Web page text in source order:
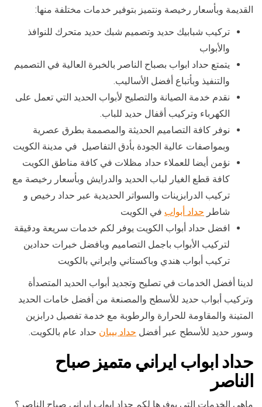
القديمة وبأسعار رخيصة ونتميز بتوفير خدمات مختلفة منها:
تركيب شبابيك حديد وتصميم شبك حديد متحرك للنوافذ
والأبواب
يتمتع حداد ابواب بصباح الناصر بالخبرة العالية في التصميم
والتنفيذ وبأتباع أفضل الأساليب.
نقدم خدمة الصيانة والتصليح لأبواب الحديد التي تعمل على
الكهرباء وتركيب أقفال حديد للباب.
نوفر كافة التصاميم الحديثة والمصممة بطرق عصرية
وبمواصفات عالية الجودة بأدق التفاصيل في مدينة الكويت
نؤمن أيضا للعملاء حداد مظلات في كافة مناطق الكويت
كافة قطع الغيار لباب الحديد والدرايش وبأسعار رخيصة مع
تركيب الدرابزينات والسواتر الحديدية عبر حداد رخيص و
شاطر حداد أبواب في الكويت
افضل حداد أبواب الكويت يوفر لكم خدمات سريعة ودقيقة
لتركيب الأبواب باجمل التصاميم وبافضل خبرات حدادين
تركيب أبواب هندي وباكستاني وايراني بالكويت
لدينا أفضل الخدمات في تصليح وتجديد أبواب الحديد المتصدأة
وتركيب أبواب حديد للأسطح والمصنعة من أفضل خامات الحديد
المتينة والمقاومة للحرارة والرطوبة مع خدمة تفصيل درابزين
وسور حديد للأسطح عبر أفضل حداد بيبان حداد عام بالكويت.
حداد ابواب ايراني متميز صباح
الناصر
ماهي الخدمات التي يوفرها لكم حداد ابواب ابراني صباح الناصر؟